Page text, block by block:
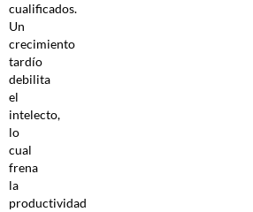
cualificados.
Un
crecimiento
tardío
debilita
el
intelecto,
lo
cual
frena
la
productividad